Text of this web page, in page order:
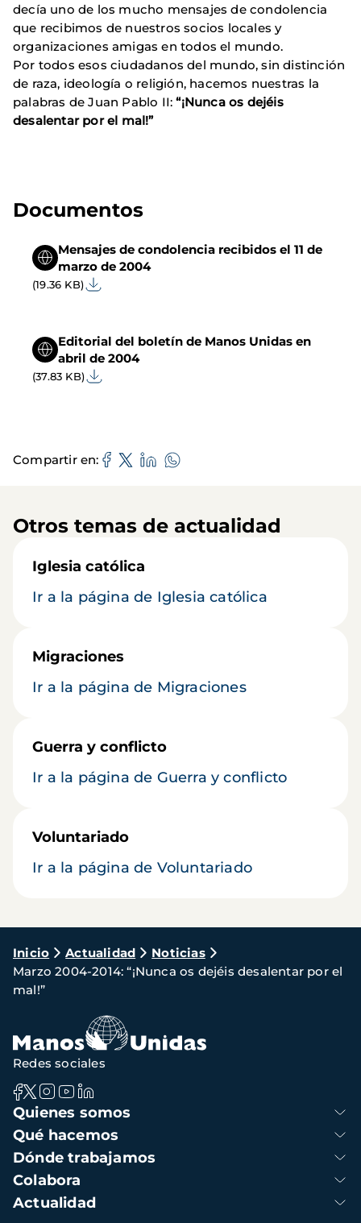
decía uno de los mucho mensajes de condolencia
que recibimos de nuestros socios locales y
organizaciones amigas en todos el mundo.
Por todos esos ciudadanos del mundo, sin distinción
de raza, ideología o religión, hacemos nuestras la
palabras de Juan Pablo II:“¡Nunca os dejéis
desalentar por el mal!”
Documentos
Mensajes de condolencia recibidos el 11 de
marzo de 2004
(19.36 KB)
Editorial del boletín de Manos Unidas en
abril de 2004
(37.83 KB)
Compartir en
Otros temas de actualidad
Iglesia católica
Ir a la página de Iglesia católica
Migraciones
Ir a la página de Migraciones
Guerra y conflicto
Ir a la página de Guerra y conflicto
Voluntariado
Ir a la página de Voluntariado
Ruta
de
navegación
Inicio Actualidad
Noticias
Marzo 2004-2014: “¡Nunca os dejéis desalentar por el
mal!”
Navegación
principal
Quienes somos
Qué hacemos
Dónde trabajamos
Colabora
Actualidad
Redes sociales